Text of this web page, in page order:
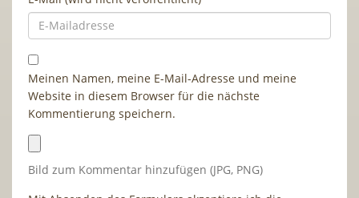
Meinen Namen, meine E-Mail-Adresse und meine
Website in diesem Browser für die nächste
Kommentierung speichern.
Bild zum Kommentar hinzufügen (JPG, PNG)